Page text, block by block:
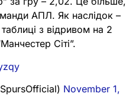
АПЛ. Як наслідок –
з відривом на 2
Сіті”.
November 1,